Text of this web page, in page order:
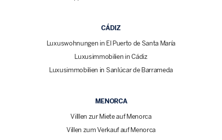
CÁDIZ
Luxuswohnungen in El Puerto de Santa María
Luxusimmobilien in Cádiz
Luxusimmobilien in Sanlúcar de Barrameda
MENORCA
Villlen zur Miete auf Menorca
Villen zum Verkauf auf Menorca